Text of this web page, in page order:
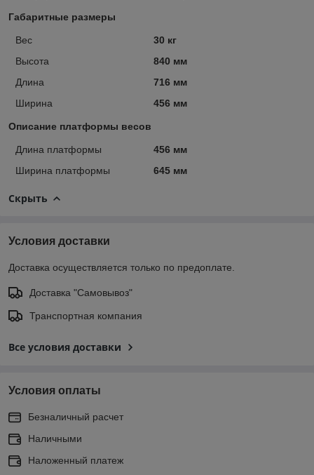
Габаритные размеры
Вес
30 кг
Высота
840 мм
Длина
716 мм
Ширина
456 мм
Описание платформы весов
Длина платформы
456 мм
Ширина платформы
645 мм
Скрыть
Условия доставки
Доставка осуществляется только по предоплате.
Доставка "Самовывоз"
Транспортная компания
Все условия доставки
Условия оплаты
Безналичный расчет
Наличными
Наложенный платеж